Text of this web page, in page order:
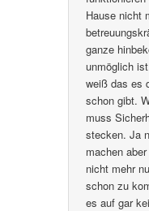
Hause nicht
ganze
unmöglich
weiß das es
schon gibt.
muss
stecken. Ja
machen
nicht mehr
schon zu
es auf gar